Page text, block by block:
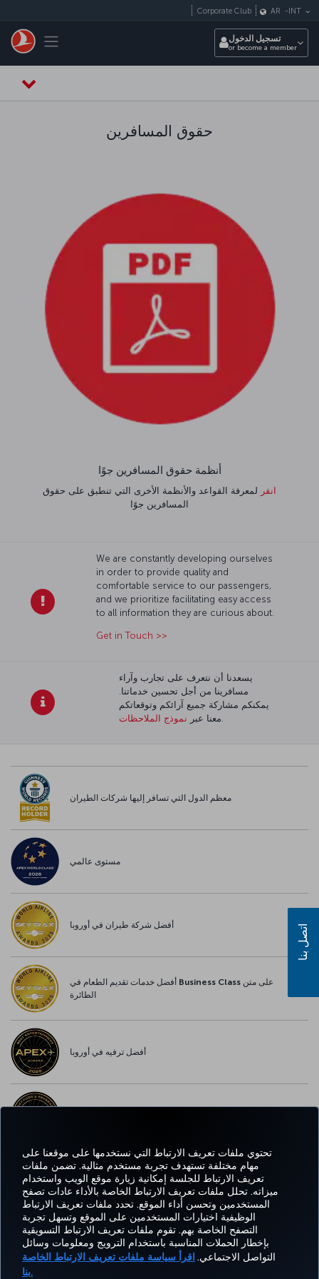
تحتوي ملفات تعريف الارتباط التي نستخدمها على موقعنا على
مهام مختلفة تستهدف تجربة مستخدم مثالية. تضمن ملفات
تعريف الارتباط للجلسة إمكانية زيارة موقع الويب واستخدام
ميزاته. تحلل ملفات تعريف الارتباط الخاصة بالأداء عادات تصفح
المستخدمين وتحسن أداء الموقع. تحدد ملفات تعريف الارتباط
الوظيفية اختيارات المستخدمين على الموقع وتسهل تجربة
التصفح الخاصة بهم. تقوم ملفات تعريف الارتباط التسويقية
بإخطار الحملات المناسبة باستخدام الترويج ومعلومات وسائل
التواصل الاجتماعي. اقرأ سياسة ملفات تعريف الارتباط الخاصة
بنا.
Toggle navigation
Corporate Club AR - INT
تسجيل الدخول
or become a member
حقوق المسافرين
أنظمة حقوق المسافرين جوًا
انقر لمعرفة القواعد والأنظمة الأخرى التي تنطبق على حقوق
المسافرين جوًا
We are constantly developing ourselves
in order to provide quality and
comfortable service to our passengers,
and we prioritize facilitating easy access
to all information they are curious about.
Get in Touch >>
يسعدنا أن نتعرف على تجارب وآراء
مسافرينا من أجل تحسين خدماتنا.
يمكنكم مشاركة جميع آرائكم وتوقعاتكم
معنا عبر نموذج الملاحظات
معظم الدول التي تسافر إليها شركات الطيران
مستوى عالمي
أفضل شركة طيران في أوروبا
أفضل خدمات تقديم الطعام في Business Class على متن
الطائرة
أفضل ترفيه في أوروبا
Facebook
TwitterInstagram
YouTubeLinkedIn
تيك توك
BlogPinterest
الحجز
والإدارة
خبرة
العروض
والوجهات
مساعدة MILES&SMILES
CORPORATE
CLUB
اتصل بنا